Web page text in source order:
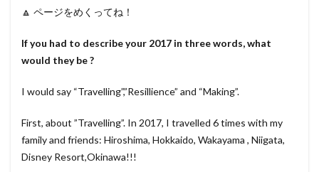
🔼 ページをめくってね！
If you had to describe your 2017 in three words, what
would they be ?
I would say “Travelling”,”Resillience” and “Making”.
First, about ”Travelling”. In 2017, I travelled 6 times with my
family and friends: Hiroshima, Hokkaido, Wakayama , Niigata,
Disney Resort,Okinawa!!!